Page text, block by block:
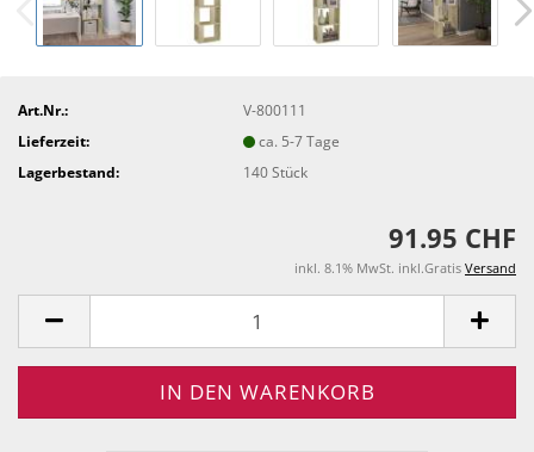
Art.Nr.:
V-800111
Lieferzeit:
ca. 5-7 Tage
Lagerbestand:
140Stück
91.95 CHF
inkl. 8.1% MwSt. inkl.Gratis Versand